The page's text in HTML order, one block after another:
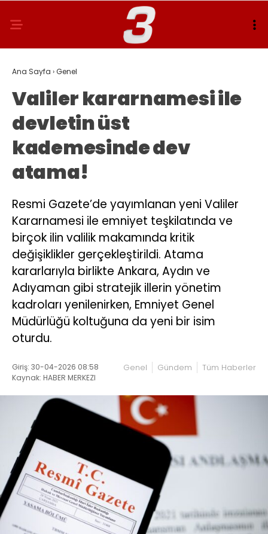
Ana Sayfa ›Genel
Valiler kararnamesi ile
devletin üst
kademesinde dev
atama!
Resmi Gazete’de yayımlanan yeni Valiler
Kararnamesi ile emniyet teşkilatında ve
birçok ilin valilik makamında kritik
değişiklikler gerçekleştirildi. Atama
kararlarıyla birlikte Ankara, Aydın ve
Adıyaman gibi stratejik illerin yönetim
kadroları yenilenirken, Emniyet Genel
Müdürlüğü koltuğuna da yeni bir isim
oturdu.
Giriş: 30-04-2026 08:58
Kaynak: HABER MERKEZI
Genel Gündem Tüm Haberler